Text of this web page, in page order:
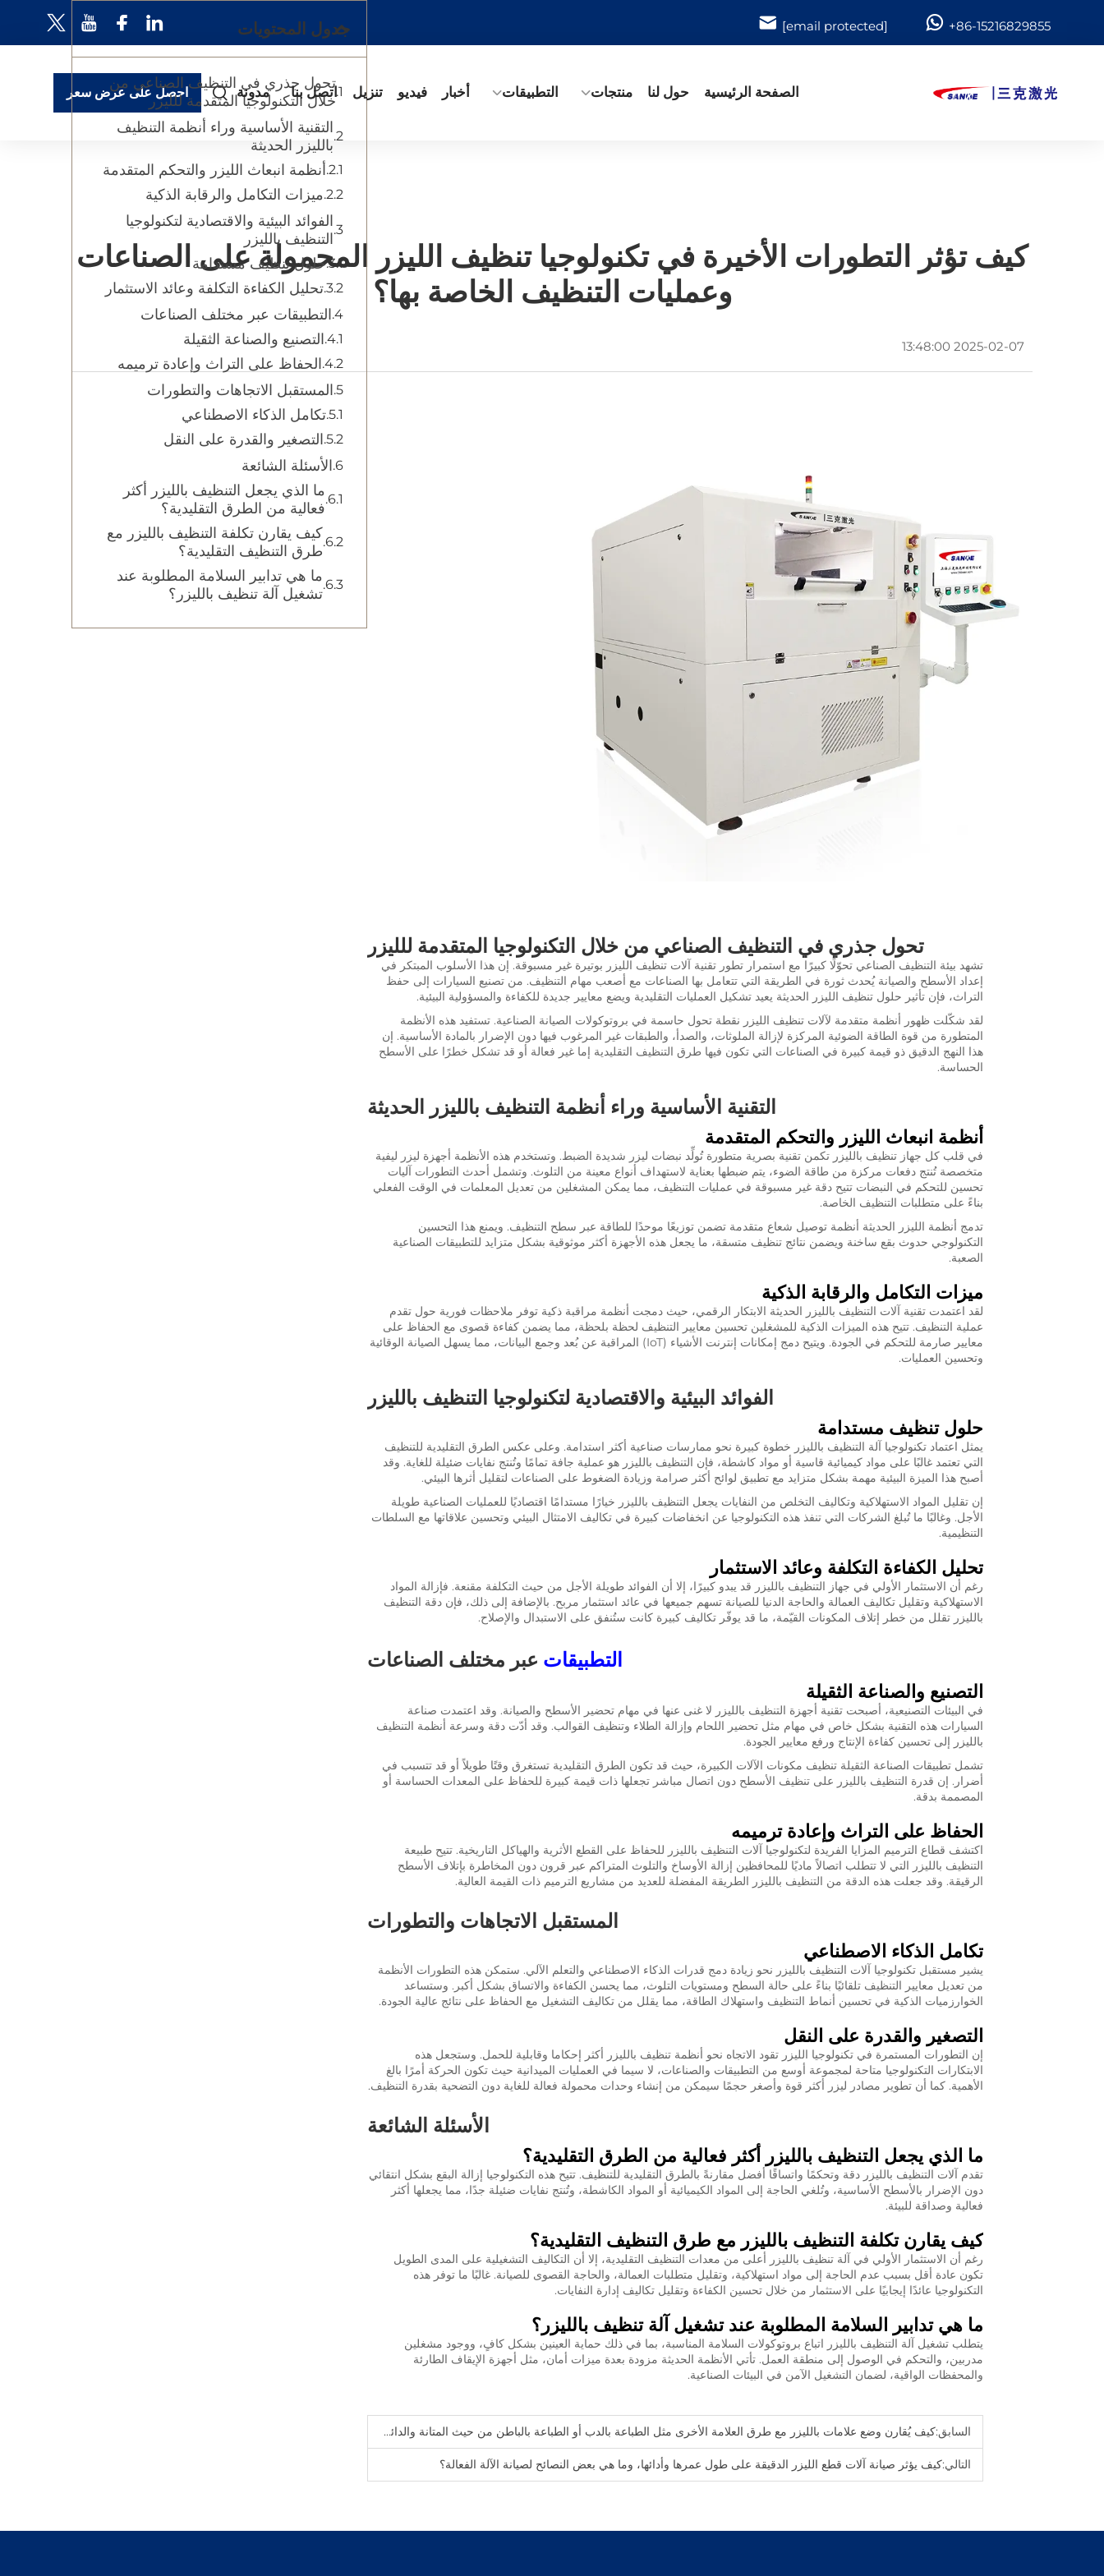
+86-15216829855
[email protected]
الصفحة الرئيسية حول لنا منتجات التطبيقات أخبار فيديو تنزيل اتصل بنا مدونة احصل على عرض سعر
كيف تؤثر التطورات الأخيرة في تكنولوجيا تنظيف الليزر المحمولة على الصناعات
وعمليات التنظيف الخاصة بها؟
2025-02-07 13:48:00
تحول جذري في التنظيف الصناعي من خلال التكنولوجيا المتقدمة للليزر
تشهد بيئة التنظيف الصناعي تحوّلًا كبيرًا مع استمرار تطور تقنية آلات تنظيف الليزر بوتيرة غير مسبوقة. إن هذا الأسلوب المبتكر في
إعداد الأسطح والصيانة يُحدث ثورة في الطريقة التي تتعامل بها الصناعات مع أصعب مهام التنظيف. من تصنيع السيارات إلى حفظ
التراث، فإن تأثير حلول تنظيف الليزر الحديثة يعيد تشكيل العمليات التقليدية ويضع معايير جديدة للكفاءة والمسؤولية البيئية.
لقد شكّلت ظهور أنظمة متقدمة لآلات تنظيف الليزر نقطة تحول حاسمة في بروتوكولات الصيانة الصناعية. تستفيد هذه الأنظمة
المتطورة من قوة الطاقة الضوئية المركزة لإزالة الملوثات، والصدأ، والطبقات غير المرغوب فيها دون الإضرار بالمادة الأساسية. إن
هذا النهج الدقيق ذو قيمة كبيرة في الصناعات التي تكون فيها طرق التنظيف التقليدية إما غير فعالة أو قد تشكل خطرًا على الأسطح
الحساسة.
التقنية الأساسية وراء أنظمة التنظيف بالليزر الحديثة
أنظمة انبعاث الليزر والتحكم المتقدمة
في قلب كل جهاز تنظيف بالليزر تكمن تقنية بصرية متطورة تُولِّد نبضات ليزر شديدة الضبط. وتستخدم هذه الأنظمة أجهزة ليزر ليفية
متخصصة تُنتج دفعات مركزة من طاقة الضوء، يتم ضبطها بعناية لاستهداف أنواع معينة من التلوث. وتشمل أحدث التطورات آليات
تحسين للتحكم في النبضات تتيح دقة غير مسبوقة في عمليات التنظيف، مما يمكن المشغلين من تعديل المعلمات في الوقت الفعلي
بناءً على متطلبات التنظيف الخاصة.
تدمج أنظمة الليزر الحديثة أنظمة توصيل شعاع متقدمة تضمن توزيعًا موحدًا للطاقة عبر سطح التنظيف. ويمنع هذا التحسين
التكنولوجي حدوث بقع ساخنة ويضمن نتائج تنظيف متسقة، ما يجعل هذه الأجهزة أكثر موثوقية بشكل متزايد للتطبيقات الصناعية
الصعبة.
ميزات التكامل والرقابة الذكية
لقد اعتمدت تقنية آلات التنظيف بالليزر الحديثة الابتكار الرقمي، حيث دمجت أنظمة مراقبة ذكية توفر ملاحظات فورية حول تقدم
عملية التنظيف. تتيح هذه الميزات الذكية للمشغلين تحسين معايير التنظيف لحظة بلحظة، مما يضمن كفاءة قصوى مع الحفاظ على
معايير صارمة للتحكم في الجودة. ويتيح دمج إمكانات إنترنت الأشياء (IoT) المراقبة عن بُعد وجمع البيانات، مما يسهل الصيانة الوقائية
وتحسين العمليات.
الفوائد البيئية والاقتصادية لتكنولوجيا التنظيف بالليزر
حلول تنظيف مستدامة
يمثل اعتماد تكنولوجيا آلة التنظيف بالليزر خطوة كبيرة نحو ممارسات صناعية أكثر استدامة. وعلى عكس الطرق التقليدية للتنظيف
التي تعتمد غالبًا على مواد كيميائية قاسية أو مواد كاشطة، فإن التنظيف بالليزر هو عملية جافة تمامًا وتُنتج نفايات ضئيلة للغاية. وقد
أصبح هذا الميزة البيئية مهمة بشكل متزايد مع تطبيق لوائح أكثر صرامة وزيادة الضغوط على الصناعات لتقليل أثرها البيئي.
إن تقليل المواد الاستهلاكية وتكاليف التخلص من النفايات يجعل التنظيف بالليزر خيارًا مستدامًا اقتصاديًا للعمليات الصناعية طويلة
الأجل. وغالبًا ما تُبلغ الشركات التي تنفذ هذه التكنولوجيا عن انخفاضات كبيرة في تكاليف الامتثال البيئي وتحسين علاقاتها مع السلطات
التنظيمية.
تحليل الكفاءة التكلفة وعائد الاستثمار
رغم أن الاستثمار الأولي في جهاز التنظيف بالليزر قد يبدو كبيرًا، إلا أن الفوائد طويلة الأجل من حيث التكلفة مقنعة. فإزالة المواد
الاستهلاكية وتقليل تكاليف العمالة والحاجة الدنيا للصيانة تسهم جميعها في عائد استثمار مربح. بالإضافة إلى ذلك، فإن دقة التنظيف
بالليزر تقلل من خطر إتلاف المكونات القيّمة، ما قد يوفّر تكاليف كبيرة كانت ستُنفق على الاستبدال والإصلاح.
التطبيقات عبر مختلف الصناعات
التصنيع والصناعة الثقيلة
في البيئات التصنيعية، أصبحت تقنية أجهزة التنظيف بالليزر لا غنى عنها في مهام تحضير الأسطح والصيانة. وقد اعتمدت صناعة
السيارات هذه التقنية بشكل خاص في مهام مثل تحضير اللحام وإزالة الطلاء وتنظيف القوالب. وقد أدّت دقة وسرعة أنظمة التنظيف
بالليزر إلى تحسين كفاءة الإنتاج ورفع معايير الجودة.
تشمل تطبيقات الصناعة الثقيلة تنظيف مكونات الآلات الكبيرة، حيث قد تكون الطرق التقليدية تستغرق وقتًا طويلاً أو قد تتسبب في
أضرار. إن قدرة التنظيف بالليزر على تنظيف الأسطح دون اتصال مباشر تجعلها ذات قيمة كبيرة للحفاظ على المعدات الحساسة أو
المصممة بدقة.
الحفاظ على التراث وإعادة ترميمه
اكتشف قطاع الترميم المزايا الفريدة لتكنولوجيا آلات التنظيف بالليزر للحفاظ على القطع الأثرية والهياكل التاريخية. تتيح طبيعة
التنظيف بالليزر التي لا تتطلب اتصالاً ماديًا للمحافظين إزالة الأوساخ والتلوث المتراكم عبر قرون دون المخاطرة بإتلاف الأسطح
الرقيقة. وقد جعلت هذه الدقة من التنظيف بالليزر الطريقة المفضلة للعديد من مشاريع الترميم ذات القيمة العالية.
المستقبل الاتجاهات والتطورات
تكامل الذكاء الاصطناعي
يشير مستقبل تكنولوجيا آلات التنظيف بالليزر نحو زيادة دمج قدرات الذكاء الاصطناعي والتعلم الآلي. ستمكن هذه التطورات الأنظمة
من تعديل معايير التنظيف تلقائيًا بناءً على حالة السطح ومستويات التلوث، مما يحسن الكفاءة والاتساق بشكل أكبر. وستساعد
الخوارزميات الذكية في تحسين أنماط التنظيف واستهلاك الطاقة، مما يقلل من تكاليف التشغيل مع الحفاظ على نتائج عالية الجودة.
التصغير والقدرة على النقل
إن التطورات المستمرة في تكنولوجيا الليزر تقود الاتجاه نحو أنظمة تنظيف بالليزر أكثر إحكاما وقابلية للحمل. وستجعل هذه
الابتكارات التكنولوجيا متاحة لمجموعة أوسع من التطبيقات والصناعات، لا سيما في العمليات الميدانية حيث تكون الحركة أمرًا بالغ
الأهمية. كما أن تطوير مصادر ليزر أكثر قوة وأصغر حجمًا سيمكن من إنشاء وحدات محمولة فعالة للغاية دون التضحية بقدرة التنظيف.
الأسئلة الشائعة
ما الذي يجعل التنظيف بالليزر أكثر فعالية من الطرق التقليدية؟
تقدم آلات التنظيف بالليزر دقة وتحكمًا واتساقًا أفضل مقارنةً بالطرق التقليدية للتنظيف. تتيح هذه التكنولوجيا إزالة البقع بشكل انتقائي
دون الإضرار بالأسطح الأساسية، وتُلغي الحاجة إلى المواد الكيميائية أو المواد الكاشطة، وتُنتج نفايات ضئيلة جدًا، مما يجعلها أكثر
فعالية وصداقة للبيئة.
كيف يقارن تكلفة التنظيف بالليزر مع طرق التنظيف التقليدية؟
رغم أن الاستثمار الأولي في آلة تنظيف بالليزر أعلى من معدات التنظيف التقليدية، إلا أن التكاليف التشغيلية على المدى الطويل
تكون عادة أقل بسبب عدم الحاجة إلى مواد استهلاكية، وتقليل متطلبات العمالة، والحاجة القصوى للصيانة. غالبًا ما توفر هذه
التكنولوجيا عائدًا إيجابيًا على الاستثمار من خلال تحسين الكفاءة وتقليل تكاليف إدارة النفايات.
ما هي تدابير السلامة المطلوبة عند تشغيل آلة تنظيف بالليزر؟
يتطلب تشغيل آلة التنظيف بالليزر اتباع بروتوكولات السلامة المناسبة، بما في ذلك حماية العينين بشكل كافٍ، ووجود مشغلين
مدربين، والتحكم في الوصول إلى منطقة العمل. تأتي الأنظمة الحديثة مزودة بعدة ميزات أمان، مثل أجهزة الإيقاف الطارئة
والمحفظات الواقية، لضمان التشغيل الآمن في البيئات الصناعية.
السابق:كيف يُقارن وضع علامات بالليزر مع طرق العلامة الأخرى مثل الطباعة بالدب أو الطباعة بالباطن من حيث المتانة والدائمة؟
التالي:كيف يؤثر صيانة آلات قطع الليزر الدقيقة على طول عمرها وأدائها، وما هي بعض النصائح لصيانة الآلة الفعالة؟
جدول المحتويات
تحول جذري في التنظيف الصناعي من
خلال التكنولوجيا المتقدمة للليزر
التقنية الأساسية وراء أنظمة التنظيف
بالليزر الحديثة
أنظمة انبعاث الليزر والتحكم المتقدمة
ميزات التكامل والرقابة الذكية
الفوائد البيئية والاقتصادية لتكنولوجيا
التنظيف بالليزر
حلول تنظيف مستدامة
تحليل الكفاءة التكلفة وعائد الاستثمار
التطبيقات عبر مختلف الصناعات
التصنيع والصناعة الثقيلة
الحفاظ على التراث وإعادة ترميمه
المستقبل الاتجاهات والتطورات
تكامل الذكاء الاصطناعي
التصغير والقدرة على النقل
الأسئلة الشائعة
ما الذي يجعل التنظيف بالليزر أكثر
فعالية من الطرق التقليدية؟
كيف يقارن تكلفة التنظيف بالليزر مع
طرق التنظيف التقليدية؟
ما هي تدابير السلامة المطلوبة عند
تشغيل آلة تنظيف بالليزر؟